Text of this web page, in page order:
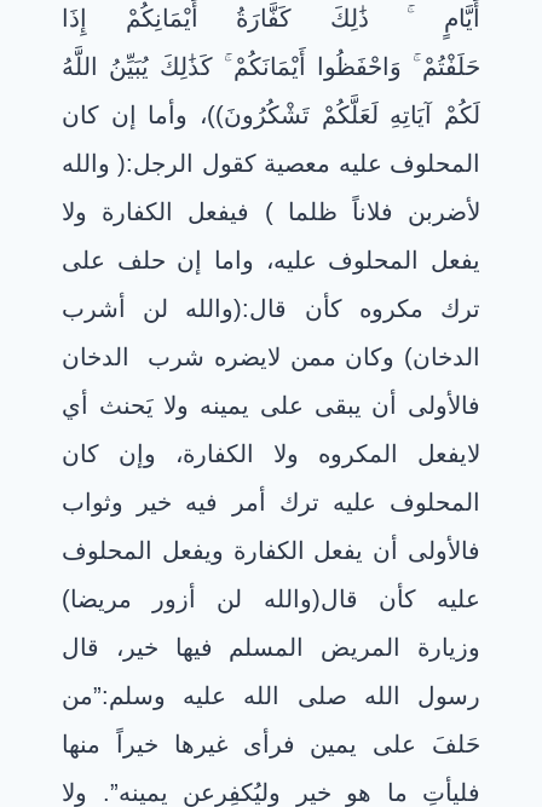
أَيَّامٍ ذَٰلِكَ كَفَّارَةُ أَيْمَانِكُمْ إِذَا
حَلَفْتُمْ وَاحْفَظُوا أَيْمَانَكُمْ كَذَٰلِكَ يُبَيِّنُ اللَّهُ
لَكُمْ آيَاتِهِ لَعَلَّكُمْ تَشْكُرُونَ((، وأما إن كان
المحلوف عليه معصية كقول الرجل:( والله
لأضربن فلاناً ظلما ) فيفعل الكفارة ولا
يفعل المحلوف عليه، واما إن حلف على
ترك مكروه كأن قال:(والله لن أشرب
الدخان) وكان ممن لايضره شرب الدخان
فالأولى أن يبقى على يمينه ولا يَحنث أي
لايفعل المكروه ولا الكفارة، وإن كان
المحلوف عليه ترك أمر فيه خير وثواب
فالأولى أن يفعل الكفارة ويفعل المحلوف
عليه كأن قال(والله لن أزور مريضا)
وزيارة المريض المسلم فيها خير، قال
رسول الله صلى الله عليه وسلم:”من
حَلفَ على يمين فرأى غيرها خيراً منها
فليأتِ ما هو خير وليُكفِرعن يمينه”. ولا